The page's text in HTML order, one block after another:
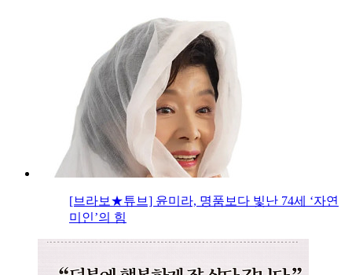
[브라보★튜브] 윤미라, 명품보다 빛난 74세 ‘자연
미인’의 힘